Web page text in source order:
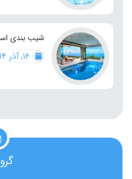
شیب بندی